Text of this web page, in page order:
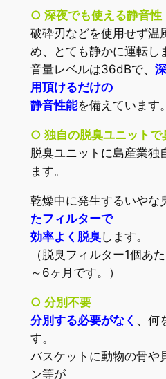
○ 深夜でも使える静音性
破砕刃などを使用せず温
め、とても静かに運転し
音量レベルは36dBで、
用頂けるだけの
静音性能を備えています。
○ 独自の脱臭ユニットで
脱臭ユニットに島産業独
ます。
乾燥中に発生するいやな
たフィルターで
効率よく脱臭します。
（脱臭フィルター1個あ
～6ヶ月です。）
○ 分別不要
分別する必要がなく 、何
す。
バスケットに動物の骨や
ン等が